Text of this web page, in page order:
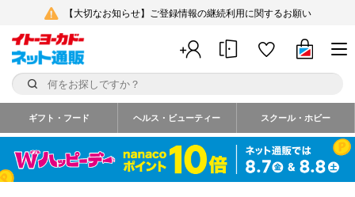
【大切なお知らせ】ご登録情報の継続利用に関するお願い
ギフト・フード ヘルス・ビューティー スクール・ホビー